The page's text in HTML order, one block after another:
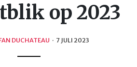
op 2023
DUCHATEAU · 7 JULI 2023